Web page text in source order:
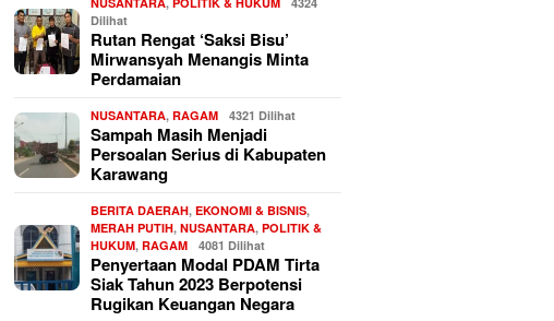
Dilihat
Rutan Rengat ‘Saksi Bisu’
Mirwansyah Menangis Minta
Perdamaian
NUSANTARA,RAGAM 4321 Dilihat
Sampah Masih Menjadi
Persoalan Serius di Kabupaten
Karawang
BERITA DAERAH,EKONOMI & BISNIS,
MERAH PUTIH,NUSANTARA,POLITIK &
HUKUM,RAGAM 4081 Dilihat
Penyertaan Modal PDAM Tirta
Siak Tahun 2023 Berpotensi
Rugikan Keuangan Negara